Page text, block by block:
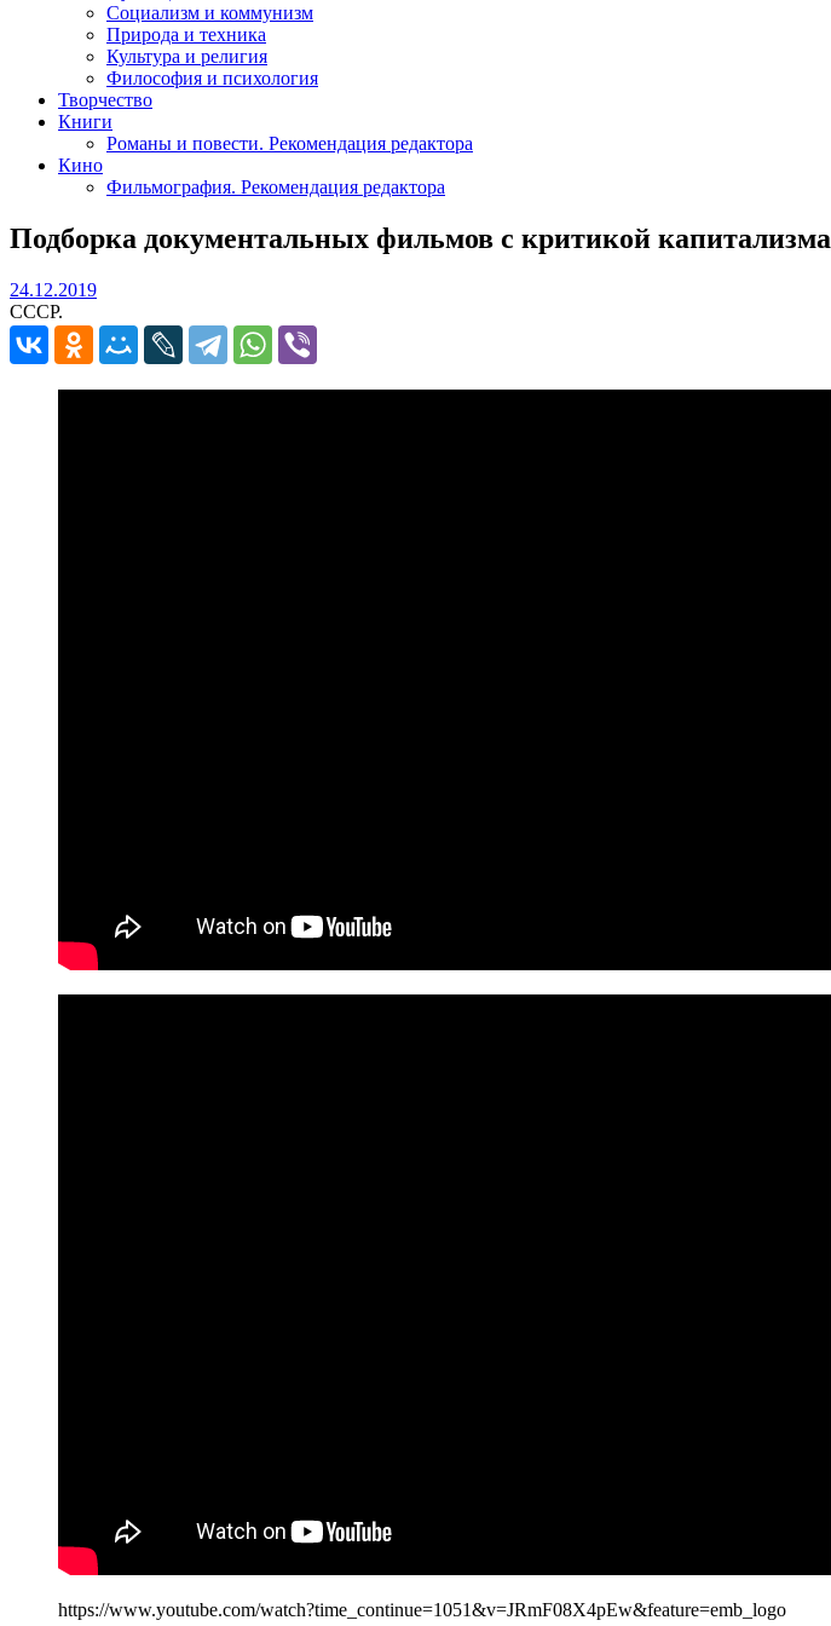
Социализм и коммунизм
Природа и техника
Культура и религия
Философия и психология
Творчество
Книги
Романы и повести. Рекомендация редактора
Кино
Фильмография. Рекомендация редактора
Подборка документальных фильмов с критикой капитализма
24.12.201924.12.2019
СССР.
https://www.youtube.com/watch?time_continue=1051&v=JRmF08X4pEw&feature=emb_logo